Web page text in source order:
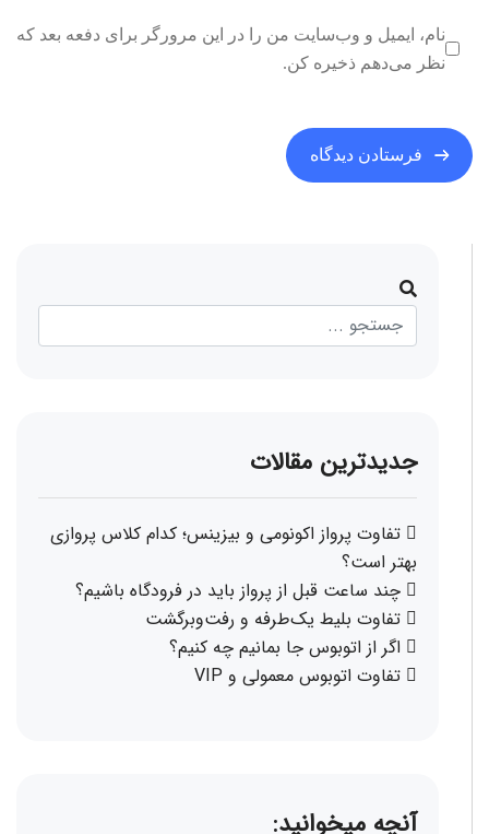
نام، ایمیل و وب‌سایت من را در این مرورگر برای دفعه بعد که
نظر می‌دهم ذخیره کن.
جدیدترین مقالات
تفاوت پرواز اکونومی و بیزینس؛ کدام کلاس پروازی
بهتر است؟
چند ساعت قبل از پرواز باید در فرودگاه باشیم؟
تفاوت بلیط یک‌طرفه و رفت‌وبرگشت
اگر از اتوبوس جا بمانیم چه کنیم؟
تفاوت اتوبوس معمولی و VIP
آنچه میخوانید: